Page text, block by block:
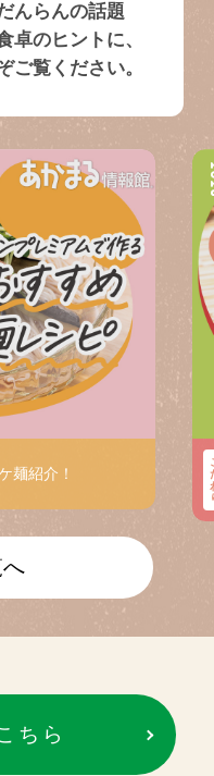
んらんの話題
卓のヒントに、
ご覧ください。
麺紹介！
ちら